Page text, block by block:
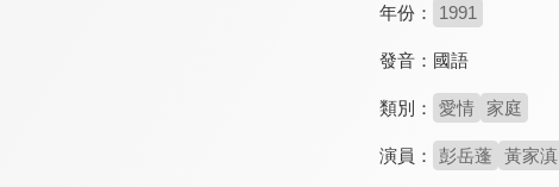
年份： 1991
發音： 國語
類別： 愛情 家庭
演員： 彭岳蓬 黃家滇